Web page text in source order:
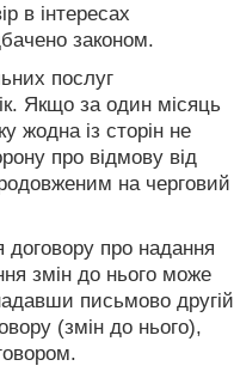
в інтересах
законом.
послуг
Якщо за один місяць
жодна із сторін не
про відмову від
на черговий
про надання
змін до нього може
письмово другій
(змін до нього),